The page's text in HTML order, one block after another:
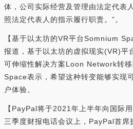
体，公司实际经营及管理由法定代表
照法定代表人的指示履行职责。”。
【基于以太坊的VR平台Somnium
报道，基于以太坊的虚拟现实(VR)平
可伸缩性解决方案Loon Network转
Space表示，希望这种转变能够实现
户体验。
【PayPal将于2021年上半年向国际
三季度财报电话会议上，PayPal首